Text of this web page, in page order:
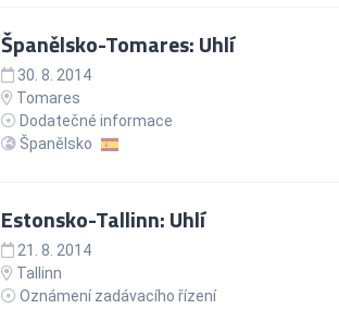
Španělsko-Tomares: Uhlí
30. 8. 2014
Tomares
Dodatečné informace
Španělsko
Estonsko-Tallinn: Uhlí
21. 8. 2014
Tallinn
Oznámení zadávacího řízení